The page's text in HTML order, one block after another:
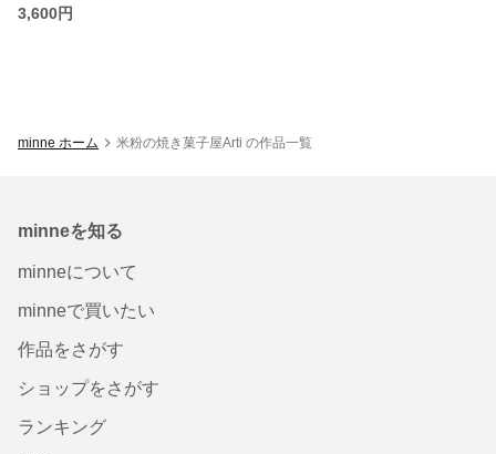
3,600円
minne ホーム 米粉の焼き菓子屋Arti の作品一覧
minneを知る
minneについて
minneで買いたい
作品をさがす
ショップをさがす
ランキング